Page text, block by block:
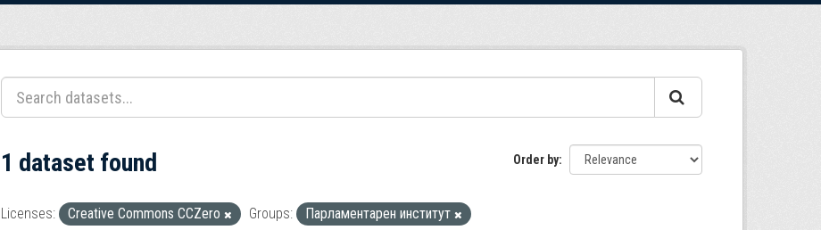
Order by
1 dataset found
Licenses: Creative Commons CCZero Groups:
Парламентарен институт